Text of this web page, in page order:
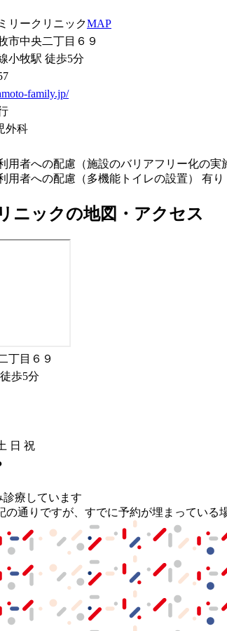
リークリニックMAP
市中央二丁目６９
小牧駅 徒歩5分
family.jp/
外科
用者への配慮（施設のバリアフリー化の実
用者への配慮（多機能トイレの設置） 有り
ニックの地図・アクセス
丁目６９
徒歩5分
日 祝
診療しています
通りですが、すでに予約が埋まってい